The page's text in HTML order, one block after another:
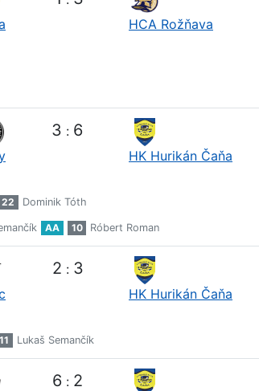
HCA Rožňava
3 : 6
HK Hurikán Čaňa
22 Dominik Tóth
AA 10 Róbert Roman
2 : 3
HK Hurikán Čaňa
11 Lukaš Semančík
6 : 2